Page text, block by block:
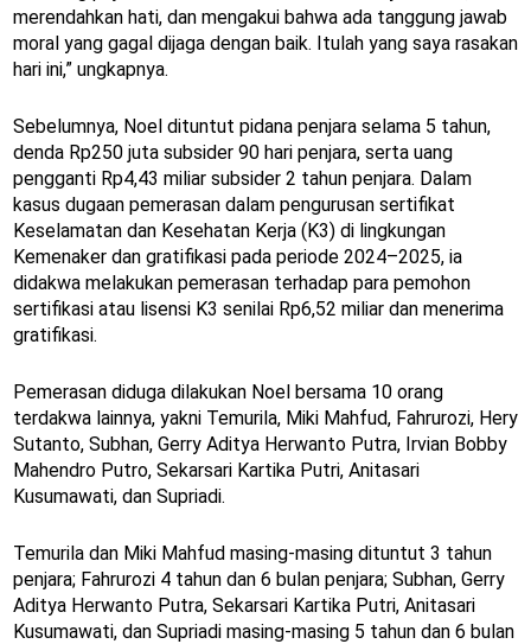
merendahkan hati, dan mengakui bahwa ada tanggung jawab
moral yang gagal dijaga dengan baik. Itulah yang saya rasakan
hari ini,” ungkapnya.
Sebelumnya, Noel dituntut pidana penjara selama 5 tahun,
denda Rp250 juta subsider 90 hari penjara, serta uang
pengganti Rp4,43 miliar subsider 2 tahun penjara. Dalam
kasus dugaan pemerasan dalam pengurusan sertifikat
Keselamatan dan Kesehatan Kerja (K3) di lingkungan
Kemenaker dan gratifikasi pada periode 2024–2025, ia
didakwa melakukan pemerasan terhadap para pemohon
sertifikasi atau lisensi K3 senilai Rp6,52 miliar dan menerima
gratifikasi.
Pemerasan diduga dilakukan Noel bersama 10 orang
terdakwa lainnya, yakni Temurila, Miki Mahfud, Fahrurozi, Hery
Sutanto, Subhan, Gerry Aditya Herwanto Putra, Irvian Bobby
Mahendro Putro, Sekarsari Kartika Putri, Anitasari
Kusumawati, dan Supriadi.
Temurila dan Miki Mahfud masing-masing dituntut 3 tahun
penjara; Fahrurozi 4 tahun dan 6 bulan penjara; Subhan, Gerry
Aditya Herwanto Putra, Sekarsari Kartika Putri, Anitasari
Kusumawati, dan Supriadi masing-masing 5 tahun dan 6 bulan